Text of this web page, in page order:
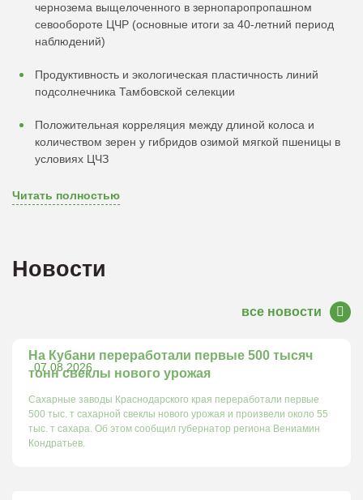
чернозема выщелоченного в зернопаропропашном
севообороте ЦЧР (основные итоги за 40-летний период
наблюдений)
Продуктивность и экологическая пластичность линий
подсолнечника Тамбовской селекции
Положительная корреляция между длиной колоса и
количеством зерен у гибридов озимой мягкой пшеницы в
условиях ЦЧЗ
Читать полностью
Новости
все новости
07.08.2026
На Кубани переработали первые 500 тысяч
тонн свеклы нового урожая
Сахарные заводы Краснодарского края переработали первые
500 тыс. т сахарной свеклы нового урожая и произвели около 55
тыс. т сахара. Об этом сообщил губернатор региона Вениамин
Кондратьев.